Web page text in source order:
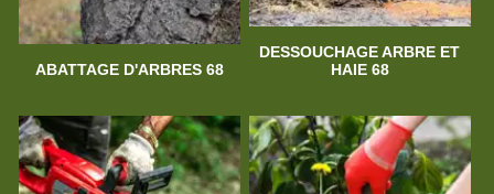
ABATTAGE D'ARBRES 68
DESSOUCHAGE ARBRE ET
HAIE 68